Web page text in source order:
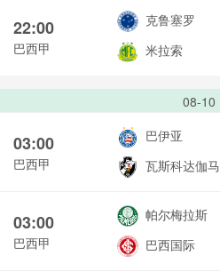
22:00
巴西甲
克鲁塞罗
米拉索
08-10
03:00
巴西甲
巴伊亚
瓦斯科达伽马
03:00
巴西甲
帕尔梅拉斯
巴西国际